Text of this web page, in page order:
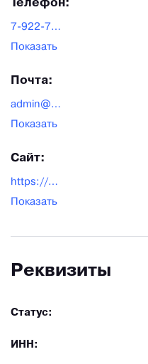
Телефон:
7-922-750-90-99
Показать
Почта:
admin@planeta-orto.ru
Показать
Сайт:
https://planeta-orto.ru/
Показать
Реквизиты
Статус:
ИНН: